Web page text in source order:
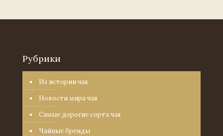
Рубрики
Из истории чая
Новости мира чая
Самые дорогие сорта чая
Чайные бренды